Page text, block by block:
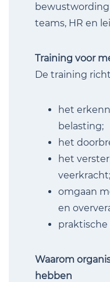
teams, HR en
Training voor
De training
het
belasting;
het
het
veerkracht;
omgaan
en
Waarom
hebben